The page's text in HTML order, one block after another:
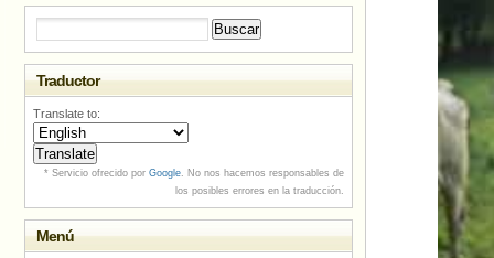
Traductor
Translate to:
* Servicio ofrecido por Google. No nos hacemos responsables de
los posibles errores en la traducción.
Menú